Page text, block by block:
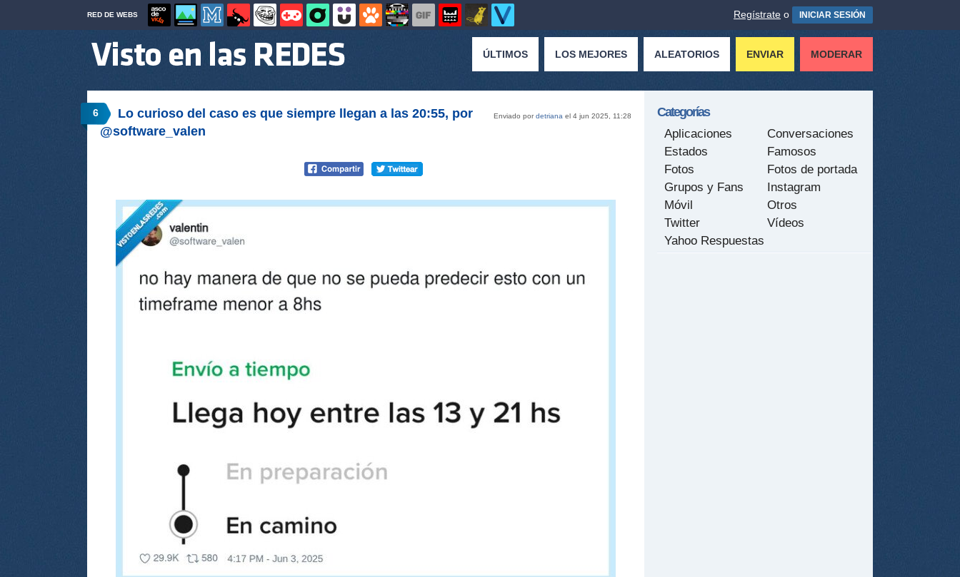
RED DE WEBS Regístrate o INICIAR SESIÓN
ÚLTIMOS LOS MEJORES ALEATORIOS ENVIAR MODERAR
6 Enviado pordetriana el 4 jun 2025, 11:28
Lo curioso del caso es que siempre llegan a las 20:55, por
@software_valen
Categorías
Aplicaciones
Conversaciones
Estados
Famosos
Fotos
Fotos de portada
Grupos y Fans
Instagram
Móvil
Otros
Twitter
Vídeos
Yahoo Respuestas